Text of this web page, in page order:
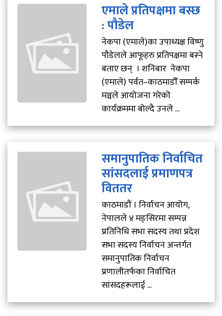
एमाले प्रतिपक्षमा बस्छ
: पौडेल
नेकपा (एमाले)का उपाध्यक्ष विष्णु
पौडेलले आफूहरु प्रतिपक्षमा बस्ने
बताए छन् । शनिबार नेकपा
(एमाले) पर्वत–काठमाडौँ सम्पर्क
मञ्चले आयोजना गरेको
कार्यक्रममा बोल्दै उनले ...
समानुपातिक निर्वाचित
सांसदलाई प्रमाणपत्र
विततर
काठमाडौं । निर्वाचन आयोग,
नेपालले ४ मङ्सिरमा सम्पन्न
प्रतिनिधि सभा सदस्य तथा प्रदेश
सभा सदस्य निर्वाचन अन्तर्गत
समानुपातिक निर्वाचन
प्रणालीतर्फका निर्वाचित
सांसदहरूलाई ...